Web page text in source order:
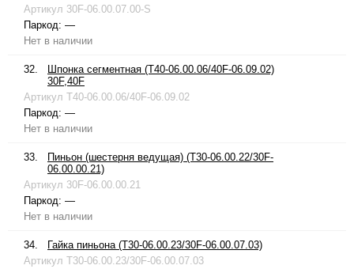
Артикул 30F-06.00.07.00-S
Паркод: —
Нет в наличии
32.
Шпонка сегментная (T40-06.00.06/40F-06.09.02)
30F,40F
Артикул T40-06.00.06/40F-06.09.02
Паркод: —
Нет в наличии
33.
Пиньон (шестерня ведущая) (T30-06.00.22/30F-
06.00.00.21)
Артикул 30F-06.00.00.21
Паркод: —
Нет в наличии
34.
Гайка пиньона (T30-06.00.23/30F-06.00.07.03)
Артикул T30-06.00.23/30F-06.00.07.03